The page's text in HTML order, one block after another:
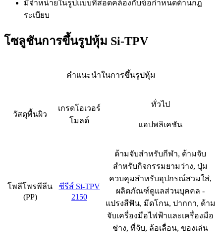
มีจำหน่ายในรูปแบบที่สอดคล้องกับข้อกำหนดด้านกฎ
ระเบียบ
โซลูชันการขึ้นรูปหุ้ม Si-TPV
คำแนะนำในการขึ้นรูปหุ้ม
วัสดุพื้นผิว
เกรดโอเวอร์
โมลด์
ทั่วไป
แอปพลิเคชัน
โพลีโพรพีลีน
(PP)
ซีรีส์ Si-TPV
2150
ด้ามจับสำหรับกีฬา, ด้ามจับ
สำหรับกิจกรรมยามว่าง, ปุ่ม
ควบคุมสำหรับอุปกรณ์สวมใส่,
ผลิตภัณฑ์ดูแลส่วนบุคคล -
แปรงสีฟัน, มีดโกน, ปากกา, ด้าม
จับเครื่องมือไฟฟ้าและเครื่องมือ
ช่าง, ที่จับ, ล้อเลื่อน, ของเล่น